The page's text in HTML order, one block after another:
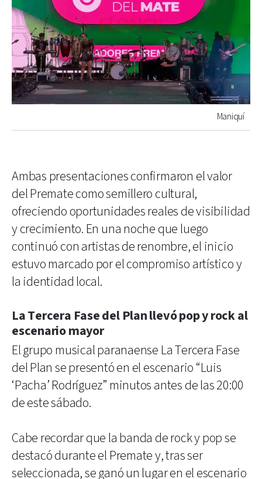
Maniquí
Ambas presentaciones confirmaron el valor
del Premate como semillero cultural,
ofreciendo oportunidades reales de visibilidad
y crecimiento. En una noche que luego
continuó con artistas de renombre, el inicio
estuvo marcado por el compromiso artístico y
la identidad local.
La Tercera Fase del Plan llevó pop y rock al
escenario mayor
El grupo musical paranaense La Tercera Fase
del Plan se presentó en el escenario “Luis
‘Pacha’ Rodríguez” minutos antes de las 20:00
de este sábado.
Cabe recordar que la banda de rock y pop se
destacó durante el Premate y, tras ser
seleccionada, se ganó un lugar en el escenario